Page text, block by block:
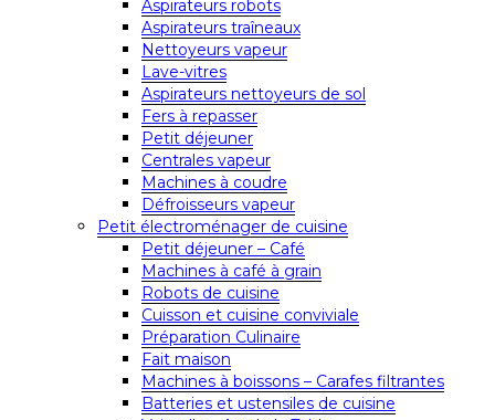
Aspirateurs robots
Aspirateurs traîneaux
Nettoyeurs vapeur
Lave-vitres
Aspirateurs nettoyeurs de sol
Fers à repasser
Petit déjeuner
Centrales vapeur
Machines à coudre
Défroisseurs vapeur
Petit électroménager de cuisine
Petit déjeuner – Café
Machines à café à grain
Robots de cuisine
Cuisson et cuisine conviviale
Préparation Culinaire
Fait maison
Machines à boissons – Carafes filtrantes
Batteries et ustensiles de cuisine